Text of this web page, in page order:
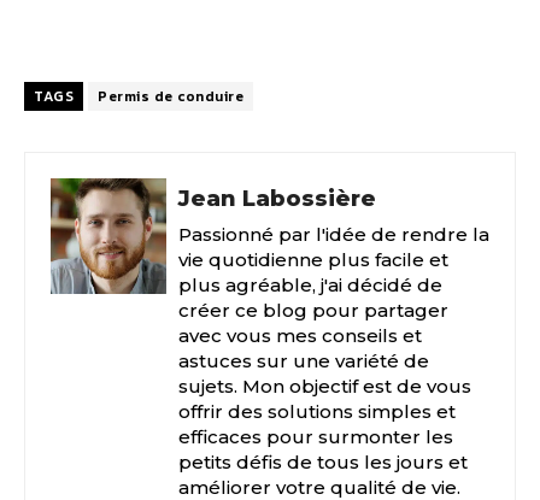
TAGS Permis de conduire
Jean Labossière
Passionné par l'idée de rendre la
vie quotidienne plus facile et
plus agréable, j'ai décidé de
créer ce blog pour partager
avec vous mes conseils et
astuces sur une variété de
sujets. Mon objectif est de vous
offrir des solutions simples et
efficaces pour surmonter les
petits défis de tous les jours et
améliorer votre qualité de vie.